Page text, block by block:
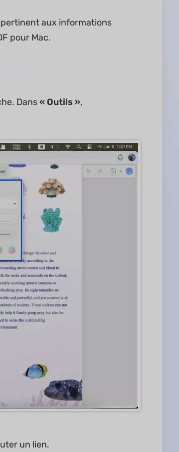
aux informations
pour Mac.
Dans« Outils »,
un lien.